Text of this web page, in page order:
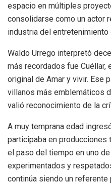
espacio en múltiples
consolidarse como un actor
industria del entretenimiento
Waldo Urrego interpretó
más recordados fue Cuéllar,
original de Amar y vivir. Ese
villanos más emblemáticos
valió reconocimiento de la
A muy temprana edad
participaba en
el paso del tiempo en uno
experimentados y
continúa siendo un